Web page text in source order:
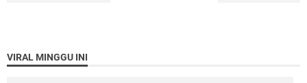
VIRAL MINGGU INI